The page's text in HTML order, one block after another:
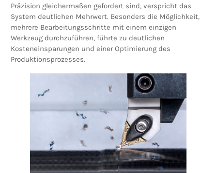
Präzision gleichermaßen gefordert sind, verspricht das
System deutlichen Mehrwert. Besonders die Möglichkeit,
mehrere Bearbeitungsschritte mit einem einzigen
Werkzeug durchzuführen, führte zu deutlichen
Kosteneinsparungen und einer Optimierung des
Produktionsprozesses.